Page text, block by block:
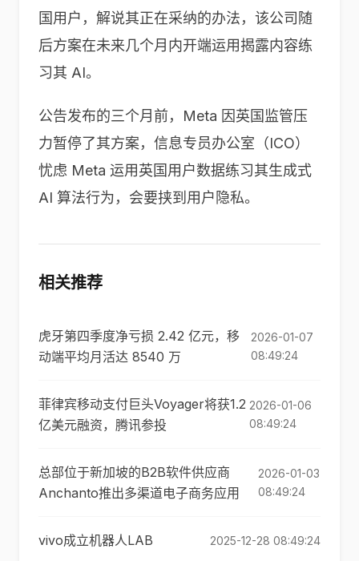
国用户，解说其正在采纳的办法，该公司随
后方案在未来几个月内开端运用揭露内容练
习其 AI。
公告发布的三个月前，Meta 因英国监管压
力暂停了其方案，信息专员办公室（ICO）
忧虑 Meta 运用英国用户数据练习其生成式
AI 算法行为，会要挟到用户隐私。
相关推荐
虎牙第四季度净亏损 2.42 亿元，移
动端平均月活达 8540 万
2026-01-07
08:49:24
菲律宾移动支付巨头Voyager将获1.2
亿美元融资，腾讯参投
2026-01-06
08:49:24
总部位于新加坡的B2B软件供应商
Anchanto推出多渠道电子商务应用
2026-01-03
08:49:24
vivo成立机器人LAB 2025-12-28 08:49:24